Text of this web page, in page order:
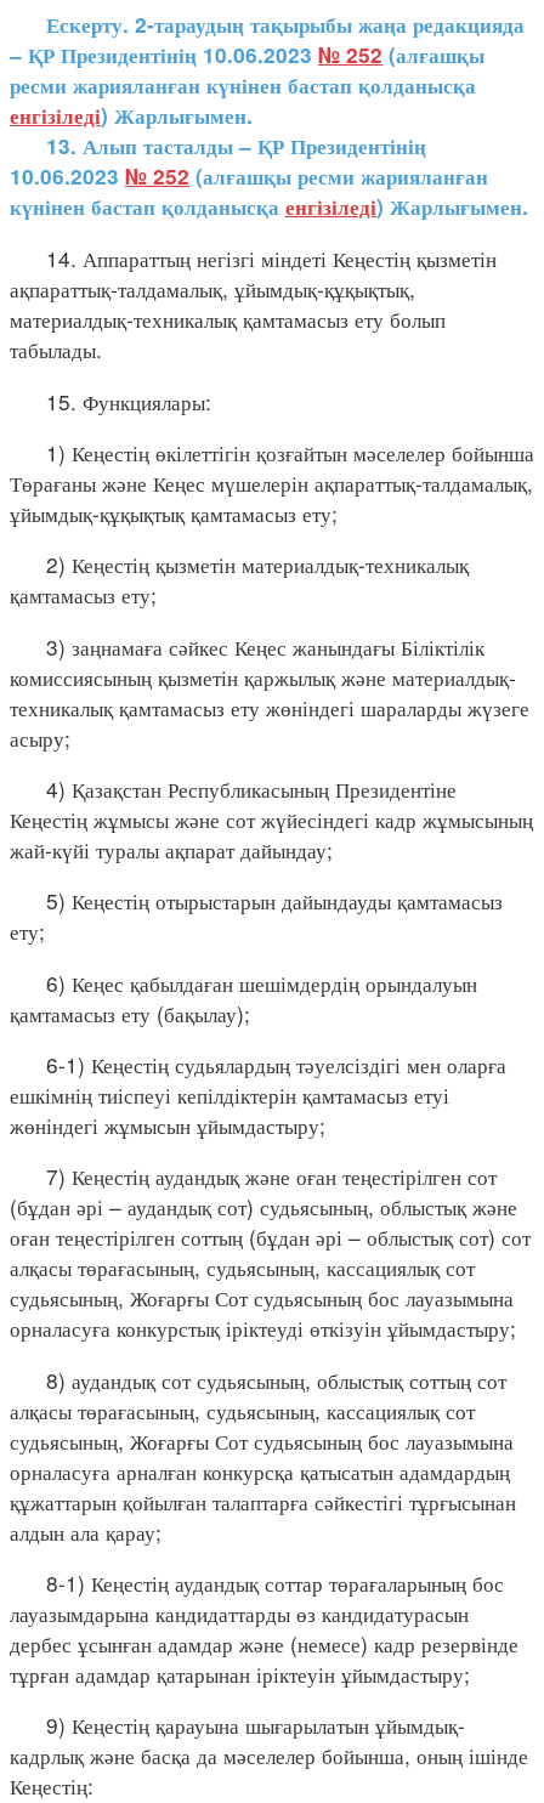
Ескерту. 2-тараудың тақырыбы жаңа редакцияда
– ҚР Президентінің 10.06.2023 № 252 (алғашқы
ресми жарияланған күнінен бастап қолданысқа
енгізіледі) Жарлығымен.
13. Алып тасталды – ҚР Президентінің
10.06.2023 № 252 (алғашқы ресми жарияланған
күнінен бастап қолданысқа енгізіледі) Жарлығымен.
14. Аппараттың негізгі міндеті Кеңестің қызметін
ақпараттық-талдамалық, ұйымдық-құқықтық,
материалдық-техникалық қамтамасыз ету болып
табылады.
15. Функциялары:
1) Кеңестің өкілеттігін қозғайтын мәселелер бойынша
Төрағаны және Кеңес мүшелерін ақпараттық-талдамалық,
ұйымдық-құқықтық қамтамасыз ету;
2) Кеңестің қызметін материалдық-техникалық
қамтамасыз ету;
3) заңнамаға сәйкес Кеңес жанындағы Біліктілік
комиссиясының қызметін қаржылық және материалдық-
техникалық қамтамасыз ету жөніндегі шараларды жүзеге
асыру;
4) Қазақстан Республикасының Президентіне
Кеңестің жұмысы және сот жүйесіндегі кадр жұмысының
жай-күйі туралы ақпарат дайындау;
5) Кеңестің отырыстарын дайындауды қамтамасыз
ету;
6) Кеңес қабылдаған шешімдердің орындалуын
қамтамасыз ету (бақылау);
6-1) Кеңестің судьялардың тәуелсіздігі мен оларға
ешкімнің тиіспеуі кепілдіктерін қамтамасыз етуі
жөніндегі жұмысын ұйымдастыру;
7) Кеңестің аудандық және оған теңестірілген сот
(бұдан әрі – аудандық сот) судьясының, облыстық және
оған теңестірілген соттың (бұдан әрі – облыстық сот) сот
алқасы төрағасының, судьясының, кассациялық сот
судьясының, Жоғарғы Сот судьясының бос лауазымына
орналасуға конкурстық іріктеуді өткізуін ұйымдастыру;
8) аудандық сот судьясының, облыстық соттың сот
алқасы төрағасының, судьясының, кассациялық сот
судьясының, Жоғарғы Сот судьясының бос лауазымына
орналасуға арналған конкурсқа қатысатын адамдардың
құжаттарын қойылған талаптарға сәйкестігі тұрғысынан
алдын ала қарау;
8-1) Кеңестің аудандық соттар төрағаларының бос
лауазымдарына кандидаттарды өз кандидатурасын
дербес ұсынған адамдар және (немесе) кадр резервінде
тұрған адамдар қатарынан іріктеуін ұйымдастыру;
9) Кеңестің қарауына шығарылатын ұйымдық-
кадрлық және басқа да мәселелер бойынша, оның ішінде
Кеңестің: